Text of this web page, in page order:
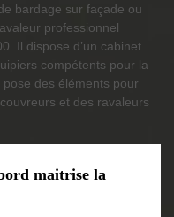
bardage sur façade ou
professionnel
Il dispose d’un cabinet
compétents pour la
des éléments pour
et des ravaleurs
maitrise la